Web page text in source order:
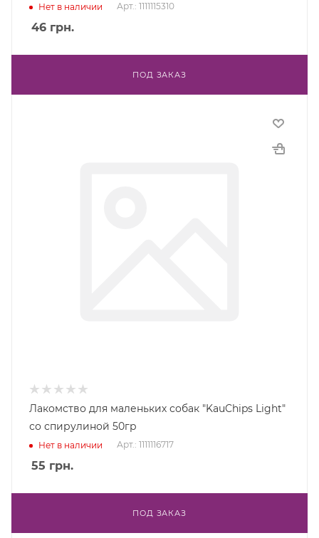
Нет в наличии Арт.: 1111115310
46 грн.
ПОД ЗАКАЗ
Лакомство для маленьких собак "KauChips Light"
со спирулиной 50гр
Нет в наличии Арт.: 1111116717
55 грн.
ПОД ЗАКАЗ